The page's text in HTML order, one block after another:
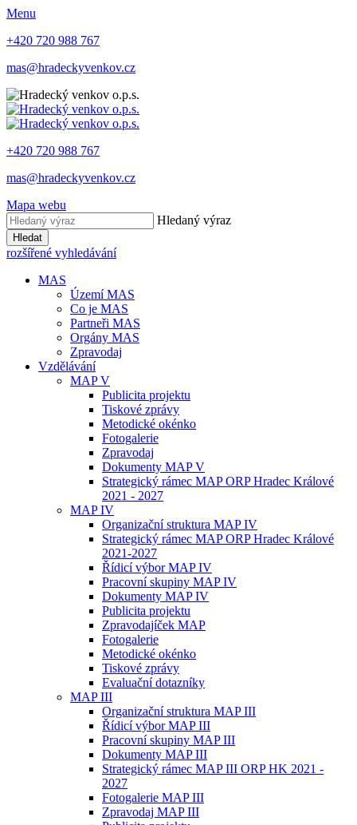
Menu
+420 720 988 767
mas@hradeckyvenkov.cz
+420 720 988 767
mas@hradeckyvenkov.cz
Mapa webu
Hledaný výraz
Hledat
rozšířené vyhledávání
MAS
Území MAS
Co je MAS
Partneři MAS
Orgány MAS
Zpravodaj
Vzdělávání
MAP V
Publicita projektu
Tiskové zprávy
Metodické okénko
Fotogalerie
Zpravodaj
Dokumenty MAP V
Strategický rámec MAP ORP Hradec Králové
2021 - 2027
MAP IV
Organizační struktura MAP IV
Strategický rámec MAP ORP Hradec Králové
2021-2027
Řídicí výbor MAP IV
Pracovní skupiny MAP IV
Dokumenty MAP IV
Publicita projektu
Zpravodajíček MAP
Fotogalerie
Metodické okénko
Tiskové zprávy
Evaluační dotazníky
MAP III
Organizační struktura MAP III
Řídicí výbor MAP III
Pracovní skupiny MAP III
Dokumenty MAP III
Strategický rámec MAP III ORP HK 2021 -
2027
Fotogalerie MAP III
Zpravodaj MAP III